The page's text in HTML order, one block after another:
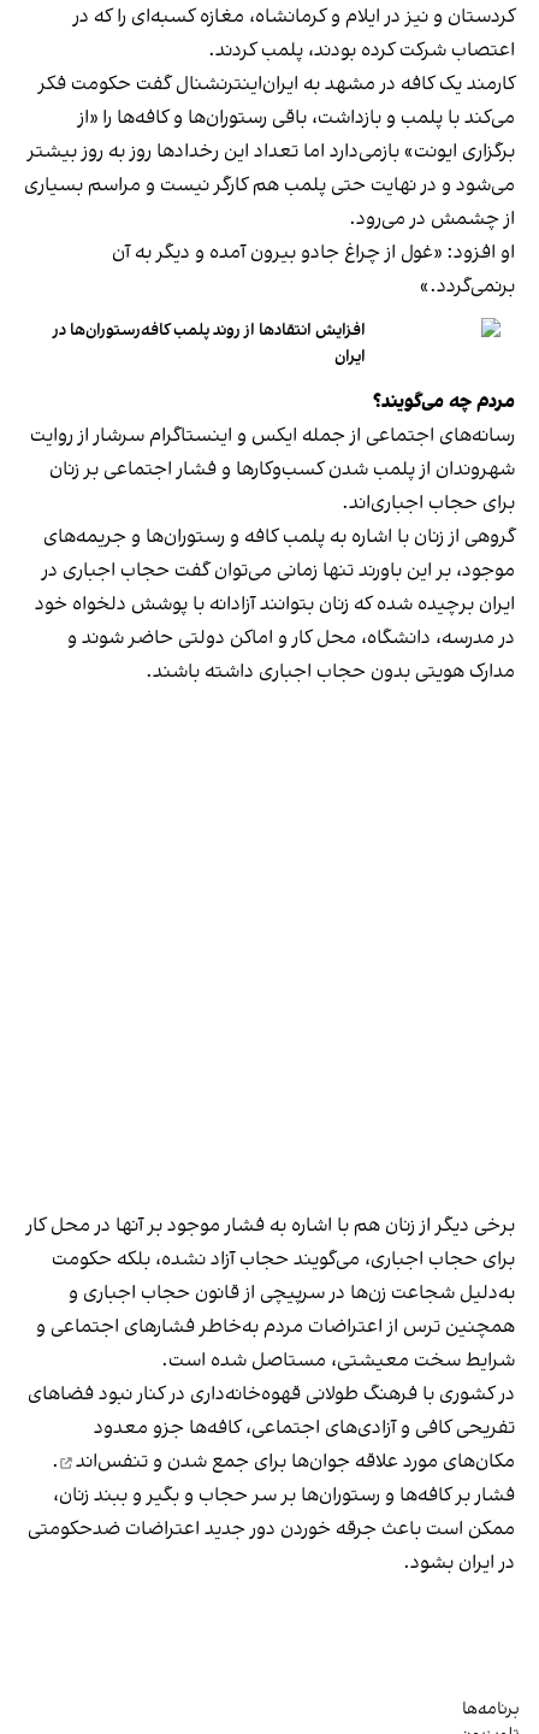
کردستان و نیز در ایلام و کرمانشاه، مغازه کسبه‌ای را که در
اعتصاب شرکت کرده بودند، پلمب کردند.
کارمند یک کافه در مشهد به ایران‌اینترنشنال گفت حکومت فکر
می‌کند با پلمب و بازداشت، باقی رستوران‌ها و کافه‌ها را «از
برگزاری ایونت» بازمی‌دارد اما تعداد این رخدادها روز به روز بیشتر
می‌شود و در نهایت حتی پلمب هم کارگر نیست و مراسم بسیاری
از چشمش در می‌رود.
او افزود: «غول از چراغ جادو بیرون آمده و دیگر به آن
برنمی‎‌گردد.»
افزایش انتقادها از روند پلمب کافه‌رستوران‌ها در
ایران
مردم چه می‌گویند؟
رسانه‎‌های اجتماعی از جمله ایکس و اینستاگرام سرشار از روایت
شهروندان از پلمب شدن کسب‌وکارها و فشار اجتماعی بر زنان
برای حجاب اجباری‌اند.
گروهی از زنان با اشاره به پلمب کافه و رستوران‌ها و جریمه‌های
موجود، بر این باورند تنها زمانی می‌توان گفت حجاب اجباری در
ایران برچیده شده که زنان بتوانند آزادانه با پوشش دلخواه خود
در مدرسه، دانشگاه، محل کار و اماکن دولتی حاضر شوند و
مدارک هویتی بدون حجاب اجباری داشته باشند.
برخی دیگر از زنان هم با اشاره به فشار موجود بر آنها در محل کار
برای حجاب اجباری، می‌گویند حجاب آزاد نشده، بلکه حکومت
به‌دلیل شجاعت زن‌ها در سرپیچی از قانون حجاب اجباری و
همچنین ترس از اعتراضات مردم به‌خاطر فشارهای اجتماعی و
شرایط سخت معیشتی، مستاصل شده است.
در کشوری با فرهنگ طولانی قهوه‌‌خانه‌داری در کنار نبود فضاهای
تفریحی کافی و آزادی‌های اجتماعی، کافه‌ها جزو معدود
مکان‌های مورد علاقه جوان‌ها برای جمع شدن و تنفس‌اند
.
فشار بر کافه‌ها و رستوران‌ها بر سر حجاب و بگیر و ببند زنان،
ممکن است باعث جرقه خوردن دور جدید اعتراضات ضدحکومتی
در ایران بشود.
برنامه‌ها